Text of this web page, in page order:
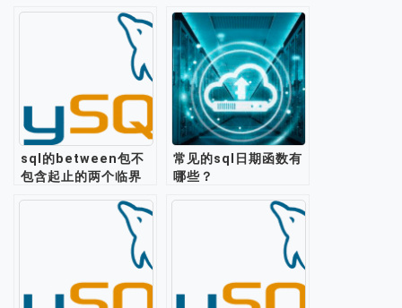
sql的between包不
包含起止的两个临界
常见的sql日期函数有
哪些？